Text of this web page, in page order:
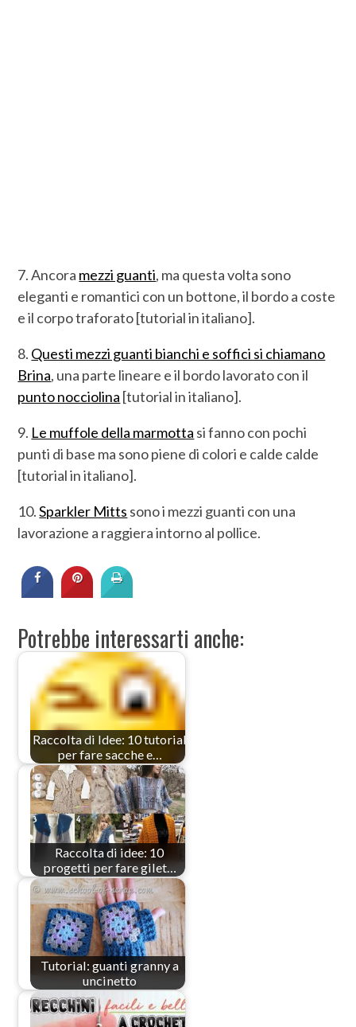
7. Ancora mezzi guanti, ma questa volta sono
eleganti e romantici con un bottone, il bordo a coste
e il corpo traforato [tutorial in italiano].
8. Questi mezzi guanti bianchi e soffici si chiamano
Brina, una parte lineare e il bordo lavorato con il
punto nocciolina [tutorial in italiano].
9. Le muffole della marmotta si fanno con pochi
punti di base ma sono piene di colori e calde calde
[tutorial in italiano].
10.Sparkler Mitts sono i mezzi guanti con una
lavorazione a raggiera intorno al pollice.
Potrebbe interessarti anche:
Raccolta di Idee: 10 tutorial
per fare sacche e…
Raccolta di idee: 10
progetti per fare gilet…
Tutorial: guanti granny a
uncinetto